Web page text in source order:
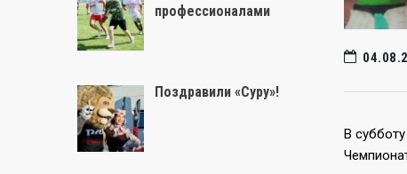
В
профессионалами
Поздравили «Суру»!